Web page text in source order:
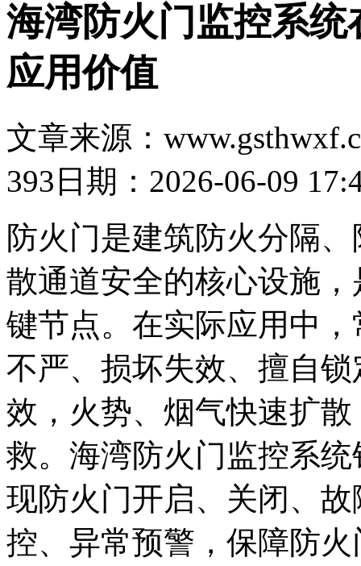
海湾防火门监控系
应用价值
文章来源：
393 日期：2026-06-09
防火门是建筑防火分隔
散通道安全的核心设施
键节点。在实际应用中
不严、损坏失效、擅自
效，火势、烟气快速扩
救。海湾防火门监控系
现防火门开启、关闭、
控、异常预警，保障防